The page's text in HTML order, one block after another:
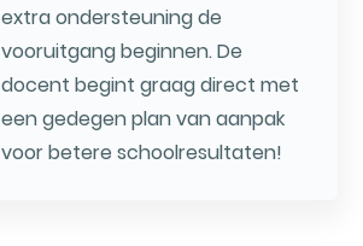
extra ondersteuning de
vooruitgang beginnen. De
docent begint graag direct met
een gedegen plan van aanpak
voor betere schoolresultaten!